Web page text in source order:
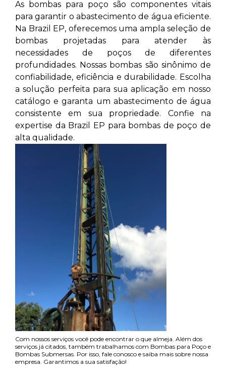
As bombas para poço são componentes vitais
para garantir o abastecimento de água eficiente.
Na Brazil EP, oferecemos uma ampla seleção de
bombas projetadas para atender às
necessidades de poços de diferentes
profundidades. Nossas bombas são sinônimo de
confiabilidade, eficiência e durabilidade. Escolha
a solução perfeita para sua aplicação em nosso
catálogo e garanta um abastecimento de água
consistente em sua propriedade. Confie na
expertise da Brazil EP para bombas de poço de
alta qualidade.
Com nossos serviços você pode encontrar o que almeja. Além dos
serviços já citados, também trabalhamos com Bombas para Poço e
Bombas Submersas. Por isso, fale conosco e saiba mais sobre nossa
empresa. Garantimos a sua satisfação!